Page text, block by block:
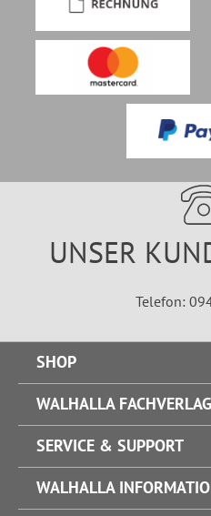
UNSER
Telefon:
SHOP
WALHALLA FACHVERLAG
SERVICE & SUPPORT
WALHALLA